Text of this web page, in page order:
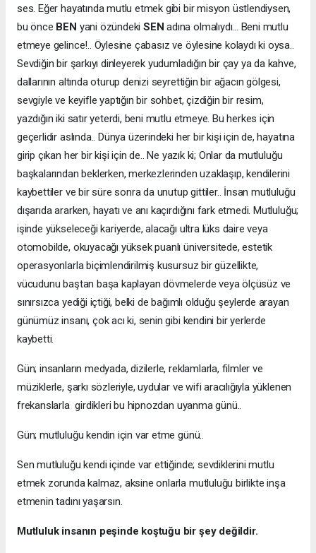
ses. Eğer hayatında mutlu etmek gibi bir misyon üstlendiysen,
bu önce BEN yani özündekiSEN adına olmalıydı... Beni mutlu
etmeye gelince!.. Öylesine çabasız ve öylesine kolaydı ki oysa..
Sevdiğin bir şarkıyı dinleyerek yudumladığın bir çay ya da kahve,
dallarının altında oturup denizi seyrettiğin bir ağacın gölgesi,
sevgiyle ve keyifle yaptığın bir sohbet, çizdiğin bir resim,
yazdığın iki satır yeterdi, beni mutlu etmeye. Bu herkes için
geçerlidir aslında.. Dünya üzerindeki her bir kişi için de, hayatına
girip çıkan her bir kişi için de.. Ne yazık ki; Onlar da mutluluğu
başkalarından beklerken, merkezlerinden uzaklaşıp, kendilerini
kaybettiler ve bir süre sonra da unutup gittiler.. İnsan mutluluğu
dışarıda ararken, hayatı ve anı kaçırdığını fark etmedi. Mutluluğu;
işinde yükseleceği kariyerde, alacağı ultra lüks daire veya
otomobilde, okuyacağı yüksek puanlı üniversitede, estetik
operasyonlarla biçimlendirilmiş kusursuz bir güzellikte,
vücudunu baştan başa kaplayan dövmelerde veya ölçüsüz ve
sınırsızca yediği içtiği, belki de bağımlı olduğu şeylerde arayan
günümüz insanı, çok acı ki, senin gibi kendini bir yerlerde
kaybetti.
Gün; insanların medyada, dizilerle, reklamlarla, filmler ve
müziklerle, şarkı sözleriyle, uydular ve wifi aracılığıyla yüklenen
frekanslarla girdikleri bu hipnozdan uyanma günü..
Gün; mutluluğu kendin için var etme günü..
Sen mutluluğu kendi içinde var ettiğinde; sevdiklerini mutlu
etmek zorunda kalmaz, aksine onlarla mutluluğu birlikte inşa
etmenin tadını yaşarsın.
Mutluluk insanın peşinde koştuğu bir şey değildir.